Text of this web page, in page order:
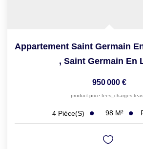
, Saint Germain En
950 000 €
4 Pièce(s) 98 M²